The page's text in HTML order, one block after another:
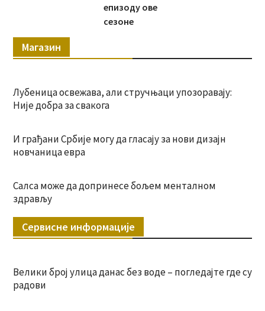
епизоду ове
сезоне
Магазин
Лубеница освежава, али стручњаци упозоравају:
Није добра за свакога
И грађани Србије могу да гласају за нови дизајн
новчаница евра
Салса може да допринесе бољем менталном
здрављу
Сервисне информације
Велики број улица данас без воде – погледајте где су
радови